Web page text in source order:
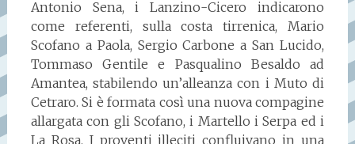
Antonio Sena, i Lanzino-Cicero indicarono
come referenti, sulla costa tirrenica, Mario
Scofano a Paola, Sergio Carbone a San Lucido,
Tommaso Gentile e Pasqualino Besaldo ad
Amantea, stabilendo un’alleanza con i Muto di
Cetraro. Si è formata così una nuova compagine
allargata con gli Scofano, i Martello i Serpa ed i
La Rosa. I proventi illeciti confluivano in una